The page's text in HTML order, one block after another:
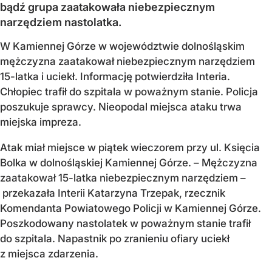
bądź grupa zaatakowała niebezpiecznym
narzędziem nastolatka.
W Kamiennej Górze w województwie dolnośląskim
mężczyzna zaatakował niebezpiecznym narzędziem
15-latka i uciekł. Informację potwierdziła Interia.
Chłopiec trafił do szpitala w poważnym stanie. Policja
poszukuje sprawcy. Nieopodal miejsca ataku trwa
miejska impreza.
Atak miał miejsce w piątek wieczorem przy ul. Księcia
Bolka w dolnośląskiej Kamiennej Górze. – Mężczyzna
zaatakował 15-latka niebezpiecznym narzędziem –
przekazała Interii Katarzyna Trzepak, rzecznik
Komendanta Powiatowego Policji w Kamiennej Górze.
Poszkodowany nastolatek w poważnym stanie trafił
do szpitala. Napastnik po zranieniu ofiary uciekł
z miejsca zdarzenia.